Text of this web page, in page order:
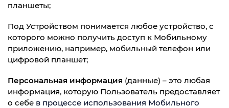
планшеты;
Под Устройством понимается любое устройство, с
которого можно получить доступ к Мобильному
приложению, например, мобильный телефон или
цифровой планшет;
Персональная информация (данные) – это любая
информация, которую Пользователь предоставляет
о себев процессе использования Мобильного